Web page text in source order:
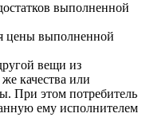
выполненной
цены выполненной
вещи из
качества или
При этом потребитель
ему исполнителем